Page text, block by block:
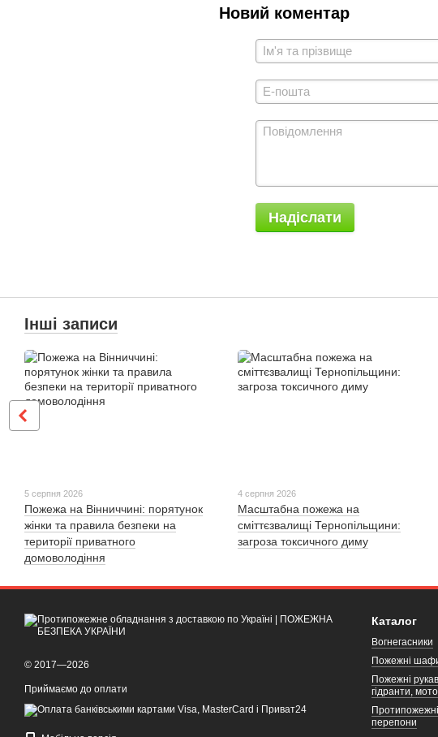
Новий коментар
Надіслати
Інші записи
5 серпня 2026
Пожежа на Вінниччині: порятунок
жінки та правила безпеки на
території приватного
домоволодіння
4 серпня 2026
Масштабна пожежа на
сміттєзвалищі Тернопільщини:
загроза токсичного диму
© 2017—2026
Приймаємо до оплати
Каталог
Вогнегасники
Пожежні
Пожежні
гідранти,
перепони